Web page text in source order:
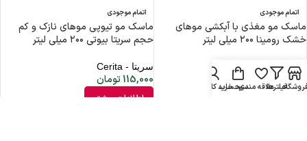
اتمام موجودی
ماسک مو مغذی با آبکشی موهای
خشک رومینا ۲۰۰ میلی لیتر
رومینا - Romina
90,000 تومان
اتمام موجودی
ماسک مو تیوپی موهای نازک و کم
حجم سریتا بیوتی ۲۰۰ میلی لیتر
سریتا - Cerita
115,000تومان
اطلاعات بیشتر
فیلترهاعلاقه مندیسبد خرید
حساب کاربری من